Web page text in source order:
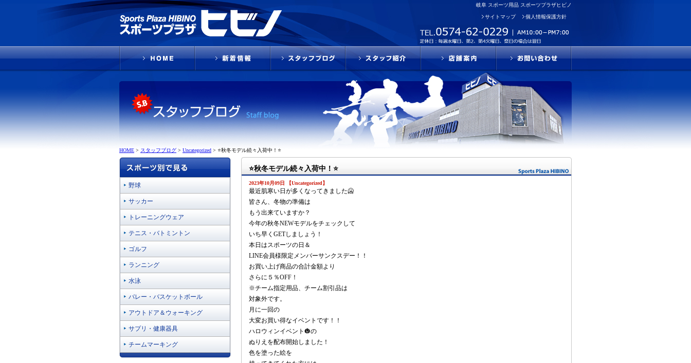
岐阜 スポーツ用品 スポーツプラザヒビノ
サイトマップ 個人情報保護方針
HOME > スタッフブログ > Uncategorized > ⭐秋冬モデル続々入荷中！⭐
⭐秋冬モデル続々入荷中！⭐
2023年10月09日 【Uncategorized】
最近肌寒い日が多くなってきました🥶
皆さん、冬物の準備は
もう出来ていますか？
今年の秋冬NEWモデルをチェックして
いち早くGETしましょう！
本日はスポーツの日＆
LINE会員様限定メンバーサンクスデー！！
お買い上げ商品の合計金額より
さらに５％OFF！
※チーム指定用品、チーム割引品は
対象外です。
月に一回の
大変お買い得なイベントです！！
ハロウィンイベント🎃の
ぬりえを配布開始しました！
色を塗った絵を
野球
サッカー
トレーニングウェア
テニス・バトミントン
ゴルフ
ランニング
水泳
バレー・バスケットボール
アウトドア＆ウォーキング
サプリ・健康器具
チームマーキング